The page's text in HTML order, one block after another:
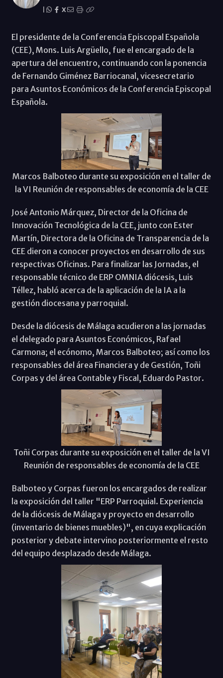
X
El presidente de la Conferencia Episcopal Española
(CEE), Mons. Luis Argüello, fue el encargado de la
apertura del encuentro, continuando con la ponencia
de Fernando Giménez Barriocanal, vicesecretario
para Asuntos Económicos de la Conferencia Episcopal
Española.
Marcos Balboteo durante su exposición en el taller de
la VI Reunión de responsables de economía de la CEE
José Antonio Márquez, Director de la Oficina de
Innovación Tecnológica de la CEE, junto con Ester
Martín, Directora de la Oficina de Transparencia de la
CEE dieron a conocer proyectos en desarrollo de sus
respectivas Oficinas. Para finalizar las Jornadas, el
responsable técnico de ERP OMNIA diócesis, Luis
Téllez, habló acerca de la aplicación de la IA a la
gestión diocesana y parroquial.
Desde la diócesis de Málaga acudieron a las jornadas
el delegado para Asuntos Económicos, Rafael
Carmona; el ecónomo, Marcos Balboteo; así como los
responsables del área Financiera y de Gestión, Toñi
Corpas y del área Contable y Fiscal, Eduardo Pastor.
Toñi Corpas durante su exposición en el taller de la VI
Reunión de responsables de economía de la CEE
Balboteo y Corpas fueron los encargados de realizar
la exposición del taller "ERP Parroquial. Experiencia
de la diócesis de Málaga y proyecto en desarrollo
(inventario de bienes muebles)", en cuya explicación
posterior y debate intervino posteriormente el resto
del equipo desplazado desde Málaga.